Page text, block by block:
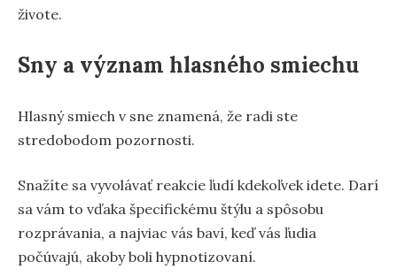
živote.
Sny a význam hlasného smiechu
Hlasný smiech v sne znamená, že radi ste
stredobodom pozornosti.
Snažíte sa vyvolávať reakcie ľudí kdekoľvek idete. Darí
sa vám to vďaka špecifickému štýlu a spôsobu
rozprávania, a najviac vás baví, keď vás ľudia
počúvajú, akoby boli hypnotizovaní.